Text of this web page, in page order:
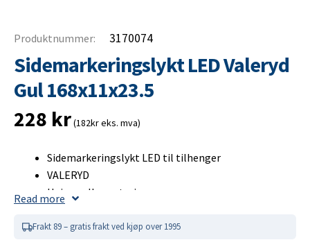
Produktnummer: 3170074
Sidemarkeringslykt LED Valeryd
Gul 168x11x23.5
228 kr(182kr eks. mva)
Sidemarkeringslykt LED til tilhenger
VALERYD
Universell montering
12–36 V
Read more
Frakt 89 – gratis frakt ved kjøp over 1995